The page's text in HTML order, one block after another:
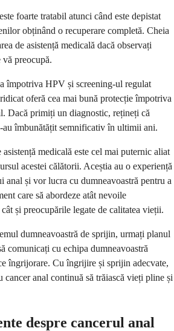
foarte tratabil atunci când este depistat
obținând o recuperare completă. Cheia
de asistență medicală dacă observați
vă preocupă.
împotriva HPV și screening-ul regulat
oferă cea mai bună protecție împotriva
Dacă primiți un diagnostic, rețineți că
au îmbunătățit semnificativ în ultimii ani.
medicală este cel mai puternic aliat
acestei călătorii. Aceștia au o experiență
anal și vor lucra cu dumneavoastră pentru a
care să abordeze atât nevoile
și preocupările legate de calitatea vieții.
dumneavoastră de sprijin, urmați planul
comunicați cu echipa dumneavoastră
îngrijorare. Cu îngrijire și sprijin adecvate,
cancer anal continuă să trăiască vieți pline și
despre cancerul anal